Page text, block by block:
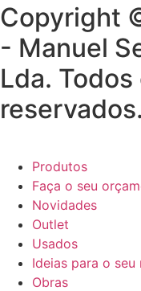
Copyright
- Manuel
Lda.
reservados.
Produtos
Faça o seu
Novidades
Outlet
Usados
Ideias para o seu
Obras